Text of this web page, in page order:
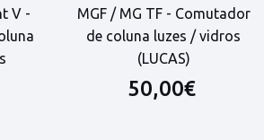
V -
MGF / MG TF - Comutador
de coluna luzes / vidros
(LUCAS)
50,00€